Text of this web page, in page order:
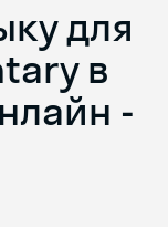
для
в
-